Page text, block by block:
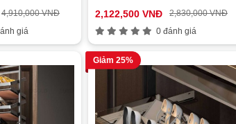
4,910,000 VNĐ
giá
2,122,500 VNĐ
2,830,000 VNĐ
0 đánh giá
Giảm 25%